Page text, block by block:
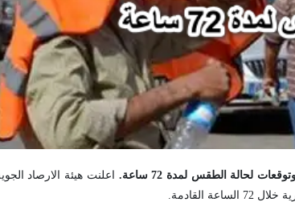
لحالة الطقس لمدة 72 ساعة.
اعلنت هيئة الارصاد
القادمة.